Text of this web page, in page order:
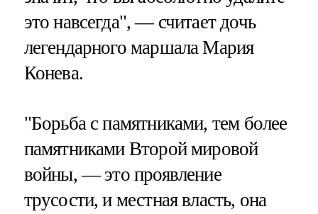
это навсегда", — считает дочь
легендарного маршала Мария
Конева.
"Борьба с памятниками, тем более
памятниками Второй мировой
войны, — это проявление
трусости, и местная власть, она